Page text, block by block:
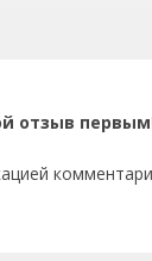
отзыв